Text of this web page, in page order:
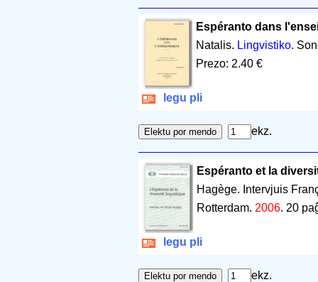
Espéranto dans
Natalis. Lingvistiko.
Prezo: 2.40 €
legu pli
ekz.
Espéranto et la
Hagège. Intervjuis
Rotterdam. 2006. 20
legu pli
ekz.